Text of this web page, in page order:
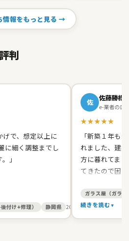
情報をもっと見る →
判
げで、想定以上に
に細く調整までし
」
付け+修理） 静岡県 2026/05/27
佐 佐藤勝様
e-業者の口
★★★★★
「新築１年も
れました、建
方に暮れてま
てきたので困
た。 有償でし
て、バッチリ
す。 信頼出来
ガラス屋（ガラ
続きを読む